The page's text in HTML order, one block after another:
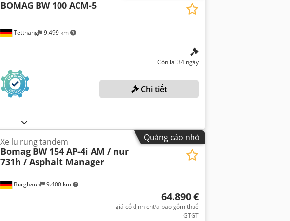
Tettnang 9.499 km
BOMAG BW 100 ACM-5
Còn lại 34 ngày
Chi tiết
Quảng cáo nhỏ
Burghaun 9.400 km
Xe lu rung tandem
Bomag BW 154 AP-4i AM / nur
731h / Asphalt Manager
64.890 €
giá cố định chưa bao gồm thuế
GTGT